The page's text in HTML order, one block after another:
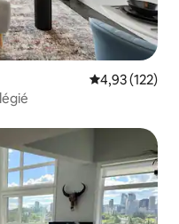
Note
4,93 (122)
plus aimés